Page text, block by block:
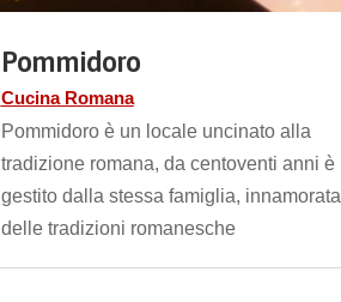
Pommidoro
Cucina Romana
Pommidoro è un locale uncinato alla
tradizione romana, da centoventi anni è
gestito dalla stessa famiglia, innamorata
delle tradizioni romanesche